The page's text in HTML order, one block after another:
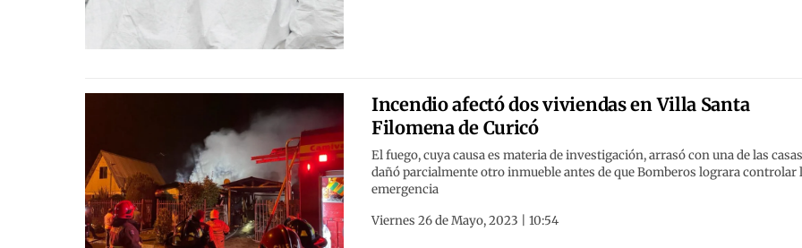
Incendio afectó dos viviendas en Villa Santa
Filomena de Curicó
El fuego, cuya causa es materia de investigación, arrasó con una de las
dañó parcialmente otro inmueble antes de que Bomberos lograra controlar
emergencia
Viernes 26 de Mayo, 2023 | 10:54